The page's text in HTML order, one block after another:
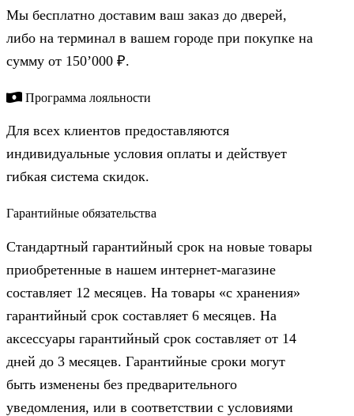
Мы бесплатно доставим ваш заказ до дверей,
либо на терминал в вашем городе при покупке на
сумму от 150’000 ₽.
Программа лояльности
Для всех клиентов предоставляются
индивидуальные условия оплаты и действует
гибкая система скидок.
Гарантийные обязательства
Стандартный гарантийный срок на новые товары
приобретенные в нашем интернет-магазине
составляет 12 месяцев. На товары «с хранения»
гарантийный срок составляет 6 месяцев. На
аксессуары гарантийный срок составляет от 14
дней до 3 месяцев. Гарантийные сроки могут
быть изменены без предварительного
уведомления, или в соответствии с условиями